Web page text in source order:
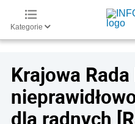
Kategorie
Krajowa
dla radnych